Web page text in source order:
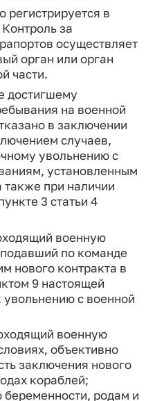
в
за
осуществляет
орган или орган
части.
достигшему
на военной
в заключении
случаев,
увольнению с
установленным
при наличии
3 статьи 4
военную
по команде
нового контракта в
9 настоящей
увольнению с военной
военную
объективно
заключения нового
кораблей;
беременности, родам и